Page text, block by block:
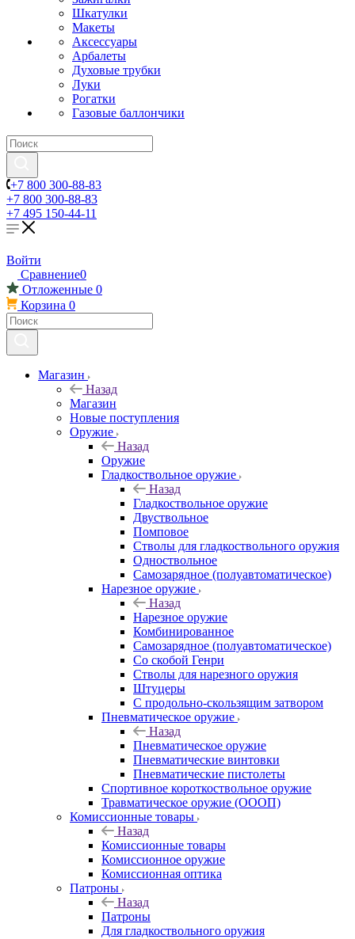
Шкатулки
Макеты
Аксессуары
Арбалеты
Духовые трубки
Луки
Рогатки
Газовые баллончики
+7 800 300-88-83
+7 800 300-88-83
+7 495 150-44-11
Войти
Сравнение0
Отложенные 0
Корзина 0
Магазин
Назад
Магазин
Новые поступления
Оружие
Назад
Оружие
Гладкоствольное оружие
Назад
Гладкоствольное оружие
Двуствольное
Помповое
Стволы для гладкоствольного оружия
Одноствольное
Самозарядное (полуавтоматическое)
Нарезное оружие
Назад
Нарезное оружие
Комбинированное
Самозарядное (полуавтоматическое)
Со скобой Генри
Стволы для нарезного оружия
Штуцеры
С продольно-скользящим затвором
Пневматическое оружие
Назад
Пневматическое оружие
Пневматические винтовки
Пневматические пистолеты
Спортивное короткоствольное оружие
Травматическое оружие (ОООП)
Комиссионные товары
Назад
Комиссионные товары
Комиссионное оружие
Комиссионная оптика
Патроны
Назад
Патроны
Для гладкоствольного оружия